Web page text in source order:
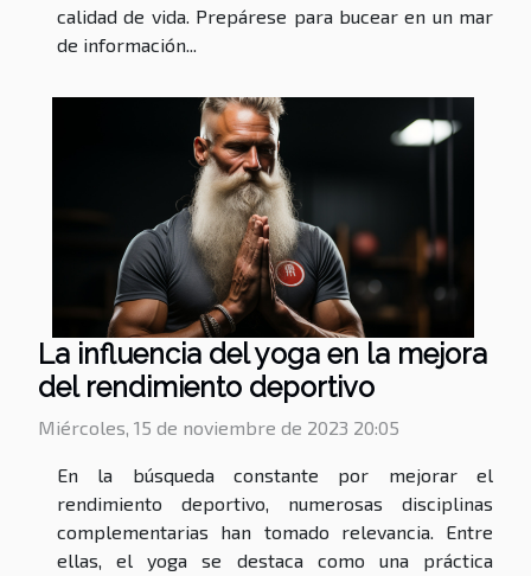
calidad de vida. Prepárese para bucear en un mar
de información...
La influencia del yoga en la mejora
del rendimiento deportivo
Miércoles, 15 de noviembre de 2023 20:05
En la búsqueda constante por mejorar el
rendimiento deportivo, numerosas disciplinas
complementarias han tomado relevancia. Entre
ellas, el yoga se destaca como una práctica